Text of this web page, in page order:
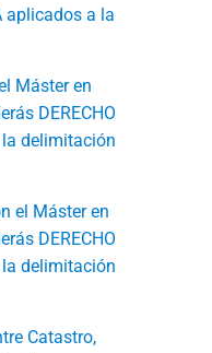
aplicados a la
Máster en
DERECHO
la delimitación
el Máster en
DERECHO
la delimitación
Catastro,